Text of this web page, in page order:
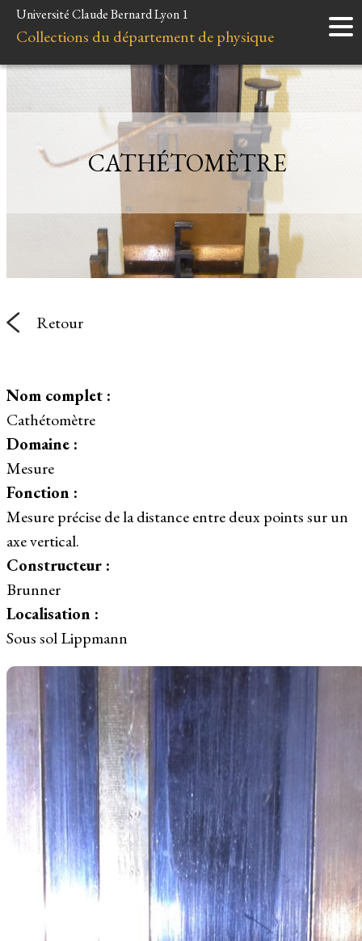
Accueil
Instruments
Liens et ressources
Université Claude Bernard Lyon 1
Collections du département de physique
CATHÉTOMÈTRE
Retour
Nom complet :
Cathétomètre
Domaine :
Mesure
Fonction :
Mesure précise de la distance entre deux points sur un
axe vertical.
Constructeur :
Brunner
Localisation :
Sous sol Lippmann